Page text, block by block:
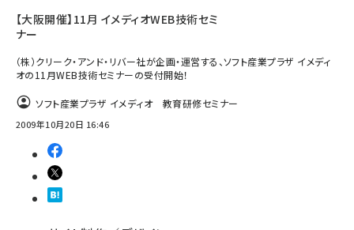
【大阪開催】11月 イメディオWEB技術セミ
ナー
（株）クリーク・アンド・リバー社が企画・運営する、ソフト産業プラザ イメディ
オの11月WEB技術セミナーの受付開始！
ソフト産業プラザ イメディオ 教育研修セミナー
2009年10月20日 16:46